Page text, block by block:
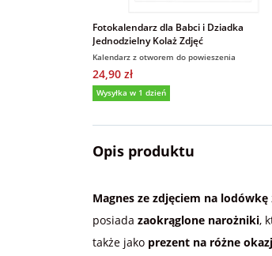
Fotokalendarz dla Babci i Dziadka
Jednodzielny Kolaż Zdjęć
Kalendarz z otworem do powieszenia
24,90 zł
Wysyłka w 1 dzień
Opis produktu
Magnes ze zdjęciem na lodówkę
posiada zaokrąglone narożniki,
także jako prezent na różne